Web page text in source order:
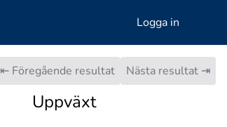
Logga in
⇤ Föregående resultat Nästa resultat ⇥
Uppväxt